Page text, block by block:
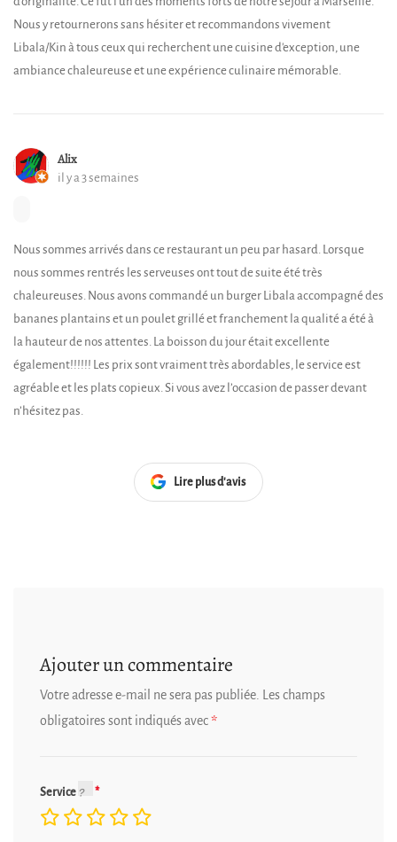
Nous y retournerons sans hésiter et recommandons vivement
Libala/Kin à tous ceux qui recherchent une cuisine d'exception, une
ambiance chaleureuse et une expérience culinaire mémorable.
Alix
il y a 3 semaines
Nous sommes arrivés dans ce restaurant un peu par hasard. Lorsque
nous sommes rentrés les serveuses ont tout de suite été très
chaleureuses. Nous avons commandé un burger Libala accompagné des
bananes plantains et un poulet grillé et franchement la qualité a été à
la hauteur de nos attentes. La boisson du jour était excellente
également!!!!!! Les prix sont vraiment très abordables, le service est
agréable et les plats copieux. Si vous avez l’occasion de passer devant
n’hésitez pas.
Lire plus d'avis
Ajouter un commentaire
Votre adresse e-mail ne sera pas publiée.
Les champs
obligatoires sont indiqués avec*
Service